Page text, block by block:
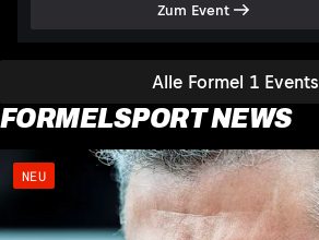
Alle Formel 1 Events
Zum Event
FORMELSPORT NEWS
NEU